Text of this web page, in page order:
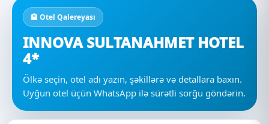
🏨 Otel Qalereyası
INNOVA SULTANAHMET HOTEL
4*
Ölkə seçin, otel adı yazın, şəkillərə və detallara baxın.
Uyğun otel üçün WhatsApp ilə sürətli sorğu göndərin.